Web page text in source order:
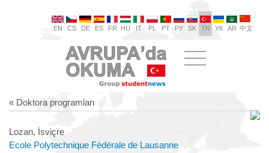
EN CS DE ES FR HU IT PL PT РУ SK TR УК AR 中文
« Doktora programları
Lozan, İsviçre
Ecole Polytechnique Fédérale de Lausanne